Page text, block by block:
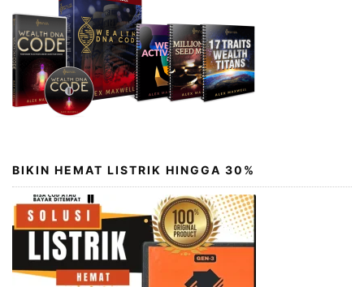
BIKIN HEMAT LISTRIK HINGGA 30%